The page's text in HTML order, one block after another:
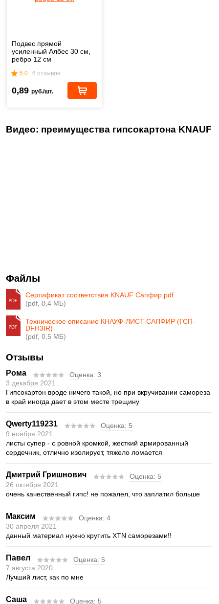
Подвес прямой
усиленный Албес 30 см,
ребро 12 см
5.0 6 отзывов
0,89 руб./шт.
Видео: преимущества гипсокартона KNAUF
Файлы
Сертификат соответствия KNAUF Сапфир.pdf
(pdf, 0,4 МБ)
Техническое описание КНАУФ-ЛИСТ САПФИР (ГСП-
DFH3IR)
(pdf, 0,5 МБ)
Отзывы
Рома Оценка: 3
3 декабря 2021
Гипсокартон вроде ничего такой, но при вкручивании самореза
в край иногда дает в этом месте трещину
Qwerty119231 Оценка: 5
9 ноября 2021
листы супер - с ровной кромкой, жесткий армированный
сердечник, отлично изолирует, тяжело ломается
Дмитрий Гришнович Оценка: 5
26 октября 2021
очень качественный гипс! не пожалел, что заплатил больше
Максим Оценка: 4
30 апреля 2021
данный материал нужно крутить XTN саморезами!!
Павел Оценка: 5
7 августа 2020
Лучший лист, как по мне
Саша Оценка: 5